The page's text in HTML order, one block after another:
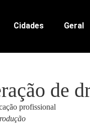
Cidades Geral
de